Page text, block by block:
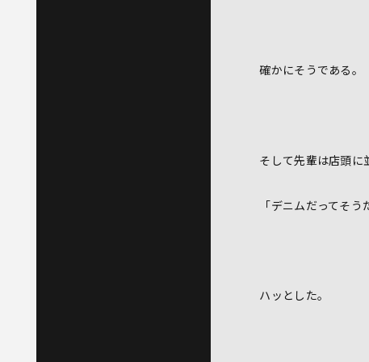
確かにそうである。
そして先輩は店頭に
「デニムだってそ
ハッとした。